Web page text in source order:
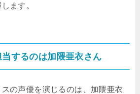
ます。
するのは加隈亜衣さん
スの声優を演じるのは、加隈亜衣